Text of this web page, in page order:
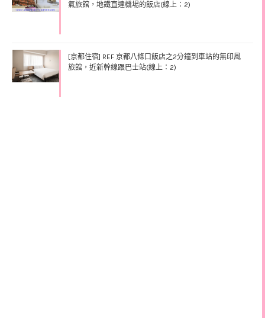
氣旅館，地鐵直達機場的飯店(線上：2)
[京都住宿] REF 京都八條口飯店之2分鐘到車站的無印風
旅館，近新幹線跟巴士站(線上：2)